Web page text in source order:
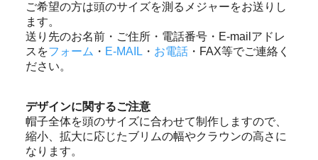
ご希望の方は頭のサイズを測るメジャーをお送りし
ます。
送り先のお名前・ご住所・電話番号・E-mailアドレ
スをフォーム ・ E-MAIL ・ お電話 ・FAX等でご連絡く
ださい。
デザインに関するご注意
帽子全体を頭のサイズに合わせて制作しますので、
縮小、拡大に応じたブリムの幅やクラウンの高さに
なります。